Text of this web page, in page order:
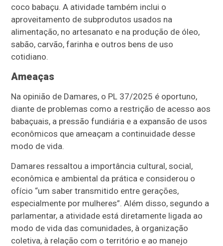
coco babaçu. A atividade também inclui o
aproveitamento de subprodutos usados na
alimentação, no artesanato e na produção de óleo,
sabão, carvão, farinha e outros bens de uso
cotidiano.
Ameaças
Na opinião de Damares, o PL 37/2025 é oportuno,
diante de problemas como a restrição de acesso aos
babaçuais, a pressão fundiária e a expansão de usos
econômicos que ameaçam a continuidade desse
modo de vida.
Damares ressaltou a importância cultural, social,
econômica e ambiental da prática e considerou o
ofício “um saber transmitido entre gerações,
especialmente por mulheres”. Além disso, segundo a
parlamentar, a atividade está diretamente ligada ao
modo de vida das comunidades, à organização
coletiva, à relação com o território e ao manejo